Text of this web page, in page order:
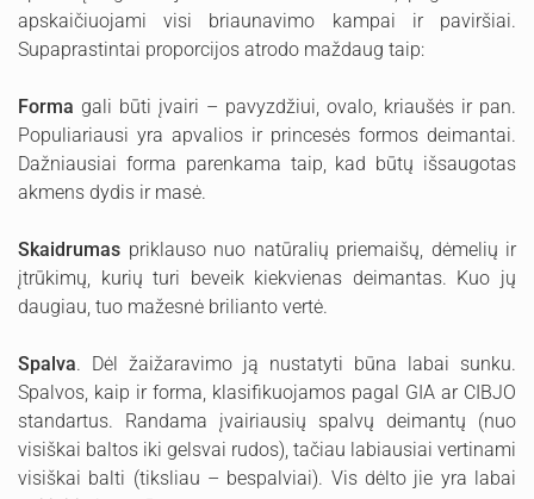
apskaičiuojami visi briaunavimo kampai ir paviršiai.
Supaprastintai proporcijos atrodo maždaug taip:
Forma gali būti įvairi – pavyzdžiui, ovalo, kriaušės ir pan.
Populiariausi yra apvalios ir princesės formos deimantai.
Dažniausiai forma parenkama taip, kad būtų išsaugotas
akmens dydis ir masė.
Skaidrumas priklauso nuo natūralių priemaišų, dėmelių ir
įtrūkimų, kurių turi beveik kiekvienas deimantas. Kuo jų
daugiau, tuo mažesnė brilianto vertė.
Spalva. Dėl žaižaravimo ją nustatyti būna labai sunku.
Spalvos, kaip ir forma, klasifikuojamos pagal GIA ar CIBJO
standartus. Randama įvairiausių spalvų deimantų (nuo
visiškai baltos iki gelsvai rudos), tačiau labiausiai vertinami
visiškai balti (tiksliau – bespalviai). Vis dėlto jie yra labai